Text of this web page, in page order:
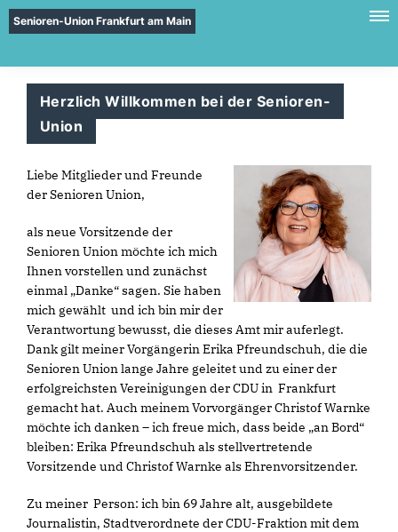
Senioren-Union Frankfurt am Main
Herzlich Willkommen bei der Senioren-
Union
Liebe Mitglieder und Freunde
der Senioren Union,
als neue Vorsitzende der
Senioren Union möchte ich mich
Ihnen vorstellen und zunächst
einmal „Danke“ sagen. Sie haben
mich gewählt und ich bin mir der
Verantwortung bewusst, die dieses Amt mir auferlegt.
Dank gilt meiner Vorgängerin Erika Pfreundschuh, die die
Senioren Union lange Jahre geleitet und zu einer der
erfolgreichsten Vereinigungen der CDU in Frankfurt
gemacht hat. Auch meinem Vorvorgänger Christof Warnke
möchte ich danken – ich freue mich, dass beide „an Bord“
bleiben: Erika Pfreundschuh als stellvertretende
Vorsitzende und Christof Warnke als Ehrenvorsitzender.
Zu meiner Person: ich bin 69 Jahre alt, ausgebildete
Journalistin, Stadtverordnete der CDU-Fraktion mit dem